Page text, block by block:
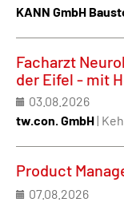
KANN GmbH
Facharzt
der Eifel - mit
03.08.2026
tw.con. GmbH|
Product
07.08.2026